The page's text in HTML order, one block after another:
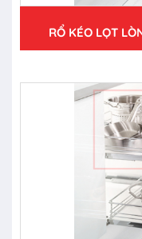
RỔ KÉO LỌT